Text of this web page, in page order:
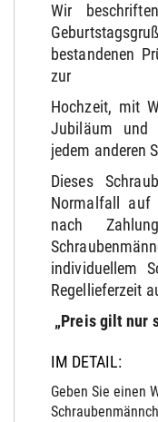
Wir
bestandenen
zur
Hochzeit, mit
Jubiläum und
jedem anderen
Dieses
Normalfall auf
nach
individuellem
Regellieferzeit
„Preis gilt nur
IM DETAIL:
Geben Sie einen